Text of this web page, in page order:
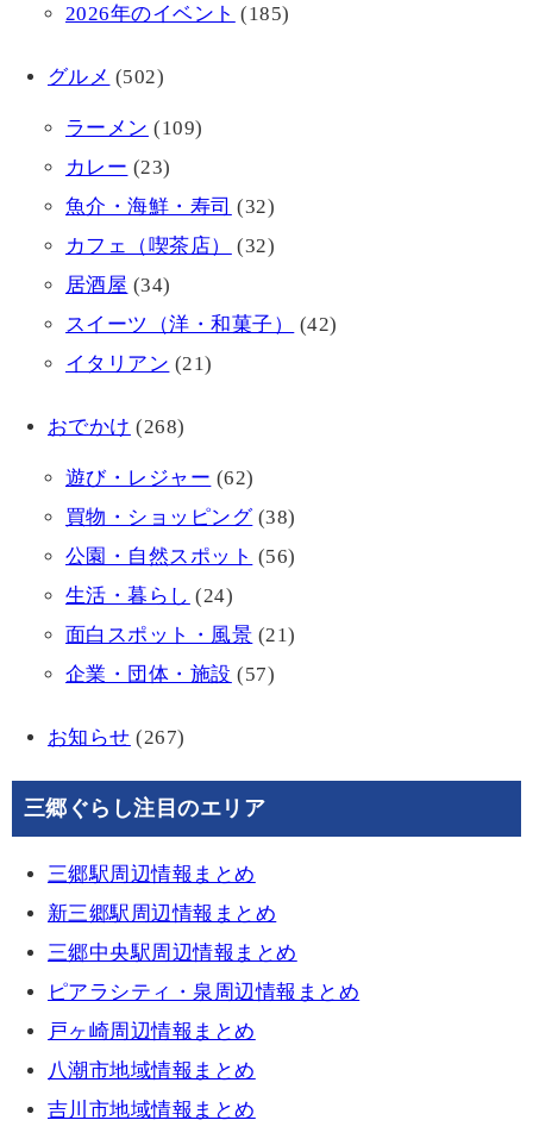
2026年のイベント (185)
グルメ (502)
ラーメン (109)
カレー (23)
魚介・海鮮・寿司 (32)
カフェ（喫茶店）
(32)
居酒屋 (34)
スイーツ（洋・和菓子）
(42)
イタリアン (21)
おでかけ (268)
遊び・レジャー (62)
買物・ショッピング(38)
公園・自然スポット (56)
生活・暮らし (24)
面白スポット・風景 (21)
企業・団体・施設 (57)
お知らせ (267)
三郷ぐらし注目のエリア
三郷駅周辺情報まとめ
新三郷駅周辺情報まとめ
三郷中央駅周辺情報まとめ
ピアラシティ・泉周辺情報まとめ
戸ヶ崎周辺情報まとめ
八潮市地域情報まとめ
吉川市地域情報まとめ